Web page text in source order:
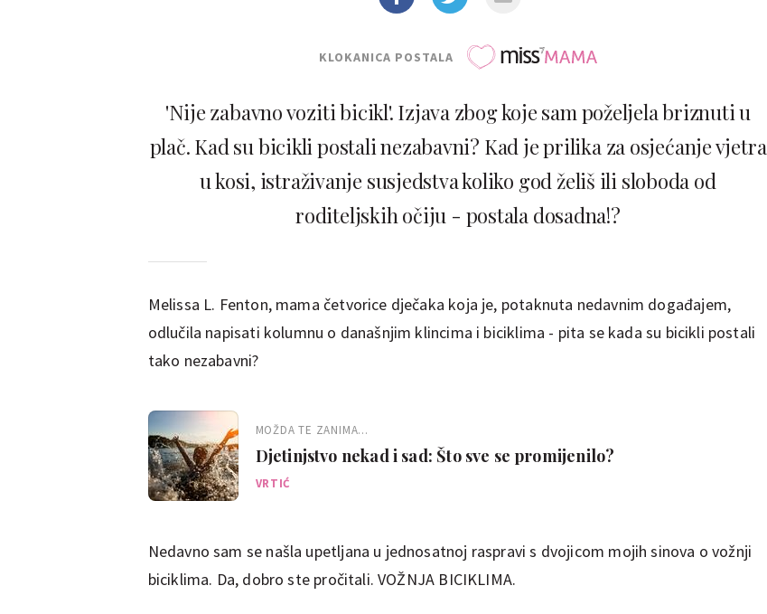
KLOKANICA POSTALA
'Nije zabavno voziti bicikl'. Izjava zbog koje sam poželjela briznuti u
plač. Kad su bicikli postali nezabavni? Kad je prilika za osjećanje vjetra
u kosi, istraživanje susjedstva koliko god želiš ili sloboda od
roditeljskih očiju - postala dosadna!?
Melissa L. Fenton, mama četvorice dječaka koja je, potaknuta nedavnim događajem,
odlučila napisati kolumnu o današnjim klincima i biciklima - pita se kada su bicikli postali
tako nezabavni?
MOŽDA TE ZANIMA...
Djetinjstvo nekad i sad: Što sve se promijenilo?
VRTIĆ
Nedavno sam se našla upetljana u jednosatnoj raspravi s dvojicom mojih sinova o vožnji
biciklima. Da, dobro ste pročitali. VOŽNJA BICIKLIMA.